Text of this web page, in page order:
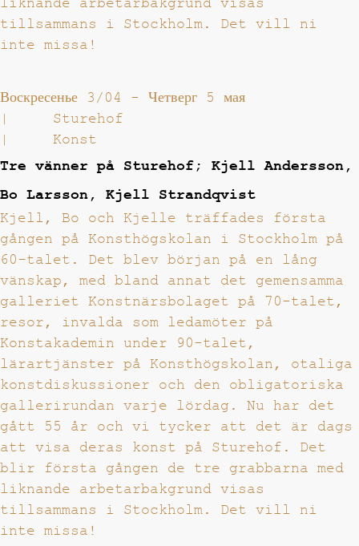
liknande arbetarbakgrund visas
tillsammans i Stockholm. Det vill ni
inte missa!
Воскресенье 3/04 - Четверг 5 мая
|
Sturehof
|
Konst
Tre vänner på Sturehof; Kjell Andersson,
Bo Larsson, Kjell Strandqvist
Kjell, Bo och Kjelle träffades första
gången på Konsthögskolan i Stockholm på
60-talet. Det blev början på en lång
vänskap, med bland annat det gemensamma
galleriet Konstnärsbolaget på 70-talet,
resor, invalda som ledamöter på
Konstakademin under 90-talet,
lärartjänster på Konsthögskolan, otaliga
konstdiskussioner och den obligatoriska
gallerirundan varje lördag. Nu har det
gått 55 år och vi tycker att det är dags
att visa deras konst på Sturehof. Det
blir första gången de tre grabbarna med
liknande arbetarbakgrund visas
tillsammans i Stockholm. Det vill ni
inte missa!